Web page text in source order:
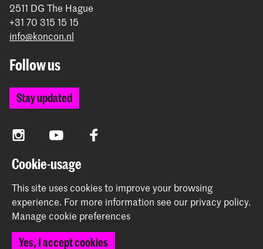
2511 DG The Hague
+31 70 315 15 15
info@koncon.nl
Follow us
Stay updated
InstagramYouTube Facebook
The Royal Conservatoire and the Royal Academy of Art
together form the University of the Arts The Hague.
Cookie-usage
This site uses cookies to improve your browsing
experience. For more information see our privacy policy.
Manage cookie preferences
Yes, I accept cookies